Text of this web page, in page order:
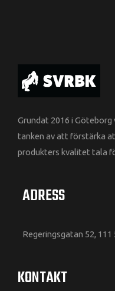
Grundat 2016 i
tanken av att förstärka
produkters kvalitet tala
ADRESS
Regeringsgatan 52, 111
KONTAKT